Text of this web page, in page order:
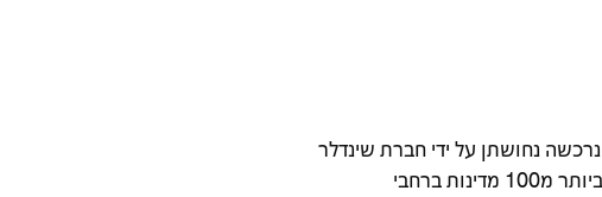
מאז 1929 "שינדלר נחושתן מעליות" מייצרת מתחזקת ומחדשת מעליות לבתים משותפים ולמוסדות ציבור. בשנת 1996 נרכשה נחושתן על ידי חברת שינדלר
השוויצרית, יצרנית המעליות והדרגנועים המובילה באירופה והשניה בגודלה בעולם. שינדלר מעסיקה כ- 67.000 עובדים ביותר מ100 מדינות ברחבי